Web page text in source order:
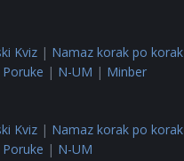
Kviz | Namaz korak po korak
| N-UM | Minber
Kviz | Namaz korak po korak
| N-UM